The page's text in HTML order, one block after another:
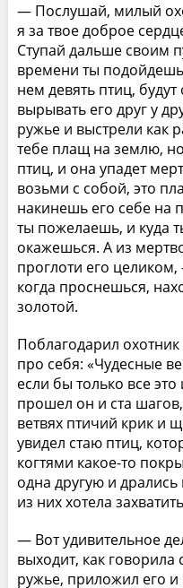
— Послушай, милый
я за твое доброе
Ступай дальше своим
времени ты подойдешь
нем девять птиц,
вырывать его друг у
ружье и выстрели как
тебе плащ на землю,
птиц, и она упадет
возьми с собой, это
накинешь его себе на
ты пожелаешь, и куда
окажешься. А из
проглоти его
когда проснешься,
золотой.
Поблагодарил
про себя: «Чудесные
если бы только все
прошел он и ста
ветвях птичий крик и
увидел стаю птиц,
когтями какое-то
одна другую и
из них хотела
— Вот удивительное
выходит, как
ружье, приложил его